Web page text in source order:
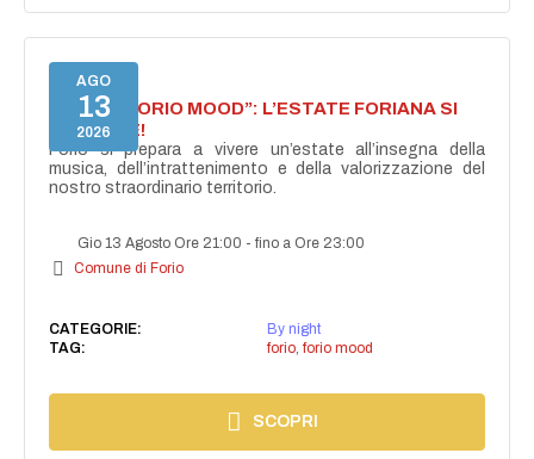
AGO
13
2026
NASCE “FORIO MOOD”: L’ESTATE FORIANA SI
ACCENDE!
Forio si prepara a vivere un’estate all’insegna della
musica, dell’intrattenimento e della valorizzazione del
nostro straordinario territorio.
Gio 13 Agosto Ore 21:00 -fino a Ore 23:00
Comune di Forio
CATEGORIE:
By night
TAG:
forio, forio mood
SCOPRI